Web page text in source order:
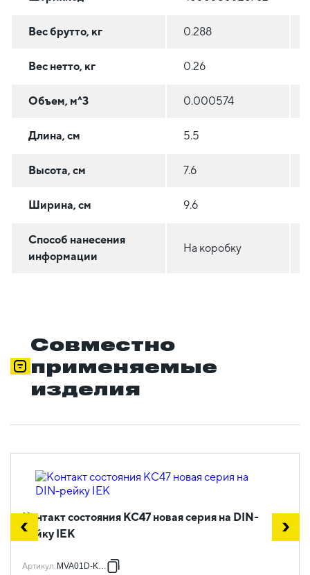
Вес брутто, кг 0.288
Вес нетто, кг 0.26
Объем, м^3 0.000574
Длина, см 5.5
Высота, см 7.6
Ширина, см 9.6
Способ нанесения
информации
На коробку
Совместно
применяемые
изделия
Контакт состояния КС47 новая серия на DIN-
рейку IEK
Артикул: MVA01D-KS-1